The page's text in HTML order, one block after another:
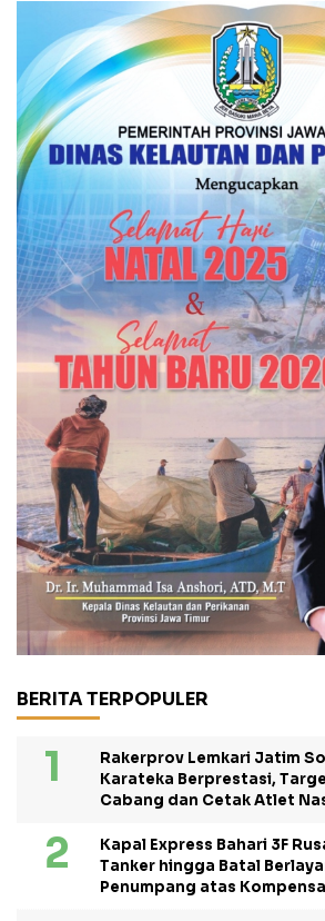
BERITA TERPOPULER
Rakerprov Lemkari Jatim
Karateka Berprestasi,
Cabang dan Cetak Atlet
Kapal Express Bahari 3F
Tanker hingga Batal
Penumpang atas